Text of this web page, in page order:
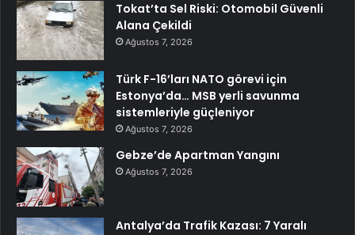
Tokat’ta Sel Riski: Otomobil Güvenli
Alana Çekildi
Ağustos 7, 2026
Türk F-16’ları NATO görevi için
Estonya’da… MSB yerli savunma
sistemleriyle güçleniyor
Ağustos 7, 2026
Gebze’de Apartman Yangını
Ağustos 7, 2026
Antalya’da Trafik Kazası: 7 Yaralı